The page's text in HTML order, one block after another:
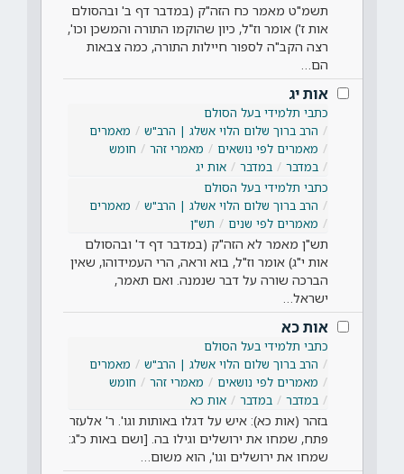
תשמ"ט מאמר כח הזה"ק (במדבר דף ב' ובהסולם
אות ז') אומר וז"ל, כיון שהוקמו התורה והמשכן וכו',
רצה הקב"ה לספור חיילות התורה, כמה צבאות
הם…
אות יג
כתבי תלמידי בעל הסולם
הרב ברוך שלום הלוי אשלג | הרב"ש
מאמרים
מאמרים לפי נושאים
מאמרי זהר
חומש
במדבר
במדבר
אות יג
כתבי תלמידי בעל הסולם
הרב ברוך שלום הלוי אשלג | הרב"ש
מאמרים
מאמרים לפי שנים
תש"ן
תש"ן מאמר לא הזה"ק (במדבר דף ד' ובהסולם
אות י"ג) אומר וז"ל, בוא וראה, הרי העמידוהו, שאין
הברכה שורה על דבר שנמנה. ואם תאמר,
ישראל…
אות כא
כתבי תלמידי בעל הסולם
הרב ברוך שלום הלוי אשלג | הרב"ש
מאמרים
מאמרים לפי נושאים
מאמרי זהר
חומש
במדבר
במדבר אות כא
בזהר (אות כא): איש על דגלו באותות וגו'. ר' אלעזר
פתח, שמחו את ירושלים וגילו בה. [ושם באות כ"ג:
שמחו את ירושלים וגו', הוא משום…